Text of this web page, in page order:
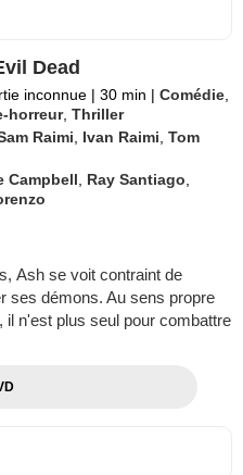
Dead
inconnue | 30 min | Comédie
horreur,Thriller
Raimi Ivan Raimi ,Tom
Campbell Ray Santiago
Ash se voit contraint de
ses démons. Au sens propre
n'est plus seul pour combattre